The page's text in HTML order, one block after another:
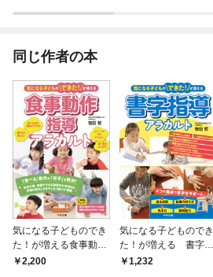
同じ作者の本
気になる子どものでき
た！が増える食事動作
指導アラカルト
2,200
気になる子どものでき
た！が増える 書字指
導アラカルト
1,232